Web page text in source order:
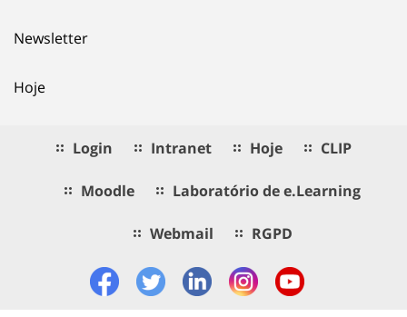
Newsletter
Hoje
Login Intranet Hoje CLIP
Moodle Laboratório de e.Learning
Webmail RGPD